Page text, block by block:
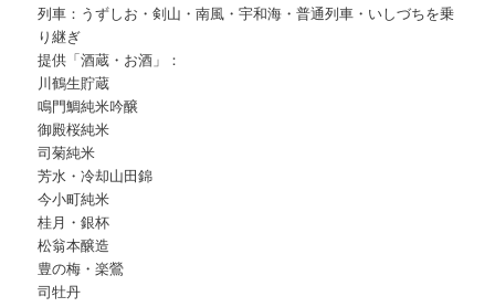
列車：うずしお・剣山・南風・宇和海・普通列車・いしづちを乗
り継ぎ
提供「酒蔵・お酒」：
川鶴生貯蔵
鳴門鯛純米吟醸
御殿桜純米
司菊純米
芳水・冷却山田錦
今小町純米
桂月・銀杯
松翁本醸造
豊の梅・楽鶯
司牡丹